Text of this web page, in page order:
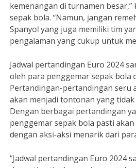
kemenangan di turnamen besar,”
sepak bola. “Namun, jangan
Spanyol yang juga memiliki tim
pengalaman yang cukup untuk
Jadwal pertandingan Euro 2024
oleh para penggemar sepak bola
Pertandingan-pertandingan seru
akan menjadi tontonan yang
Dengan berbagai pertandingan
penggemar sepak bola pasti
dengan aksi-aksi menarik dari
“Jadwal pertandingan Euro 2024